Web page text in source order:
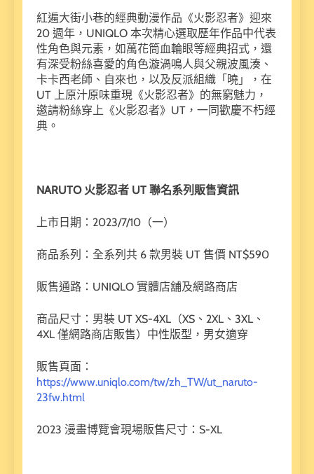
紅遍大街小巷的經典動漫作品《火影忍者》迎來
20 週年，UNIQLO 本次精心選取歷年作品中代表
性角色與元素，如萬花筒血輪眼等經典招式，還
有深受粉絲喜愛的角色漩渦鳴人與父親波風湊、
卡卡西老師、自來也，以及反派組織「曉」，在
UT 上原汁原味重現《火影忍者》的無窮魅力，
邀請粉絲穿上《火影忍者》UT，一同歡慶不朽經
典。
NARUTO 火影忍者 UT 聯名系列販售資訊
上市日期：2023/7/10（一）
商品系列：全系列共 6 款男裝 UT 售價 NT$590
販售通路：UNIQLO 實體店舖及網路商店
商品尺寸：男裝 UT XS-4XL（XS、2XL、3XL、
4XL 僅網路商店販售）中性版型，男女適穿
販售頁面：
https://www.uniqlo.com/tw/zh_TW/ut_naruto-
23fw.html
2023 漫畫博覽會現場販售尺寸：S-XL